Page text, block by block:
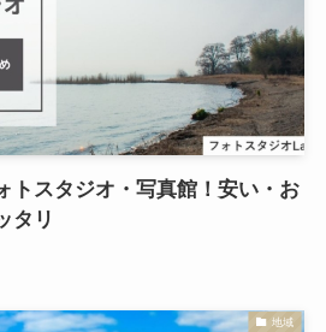
トスタジオ・写真館！安い・お
タリ
地域